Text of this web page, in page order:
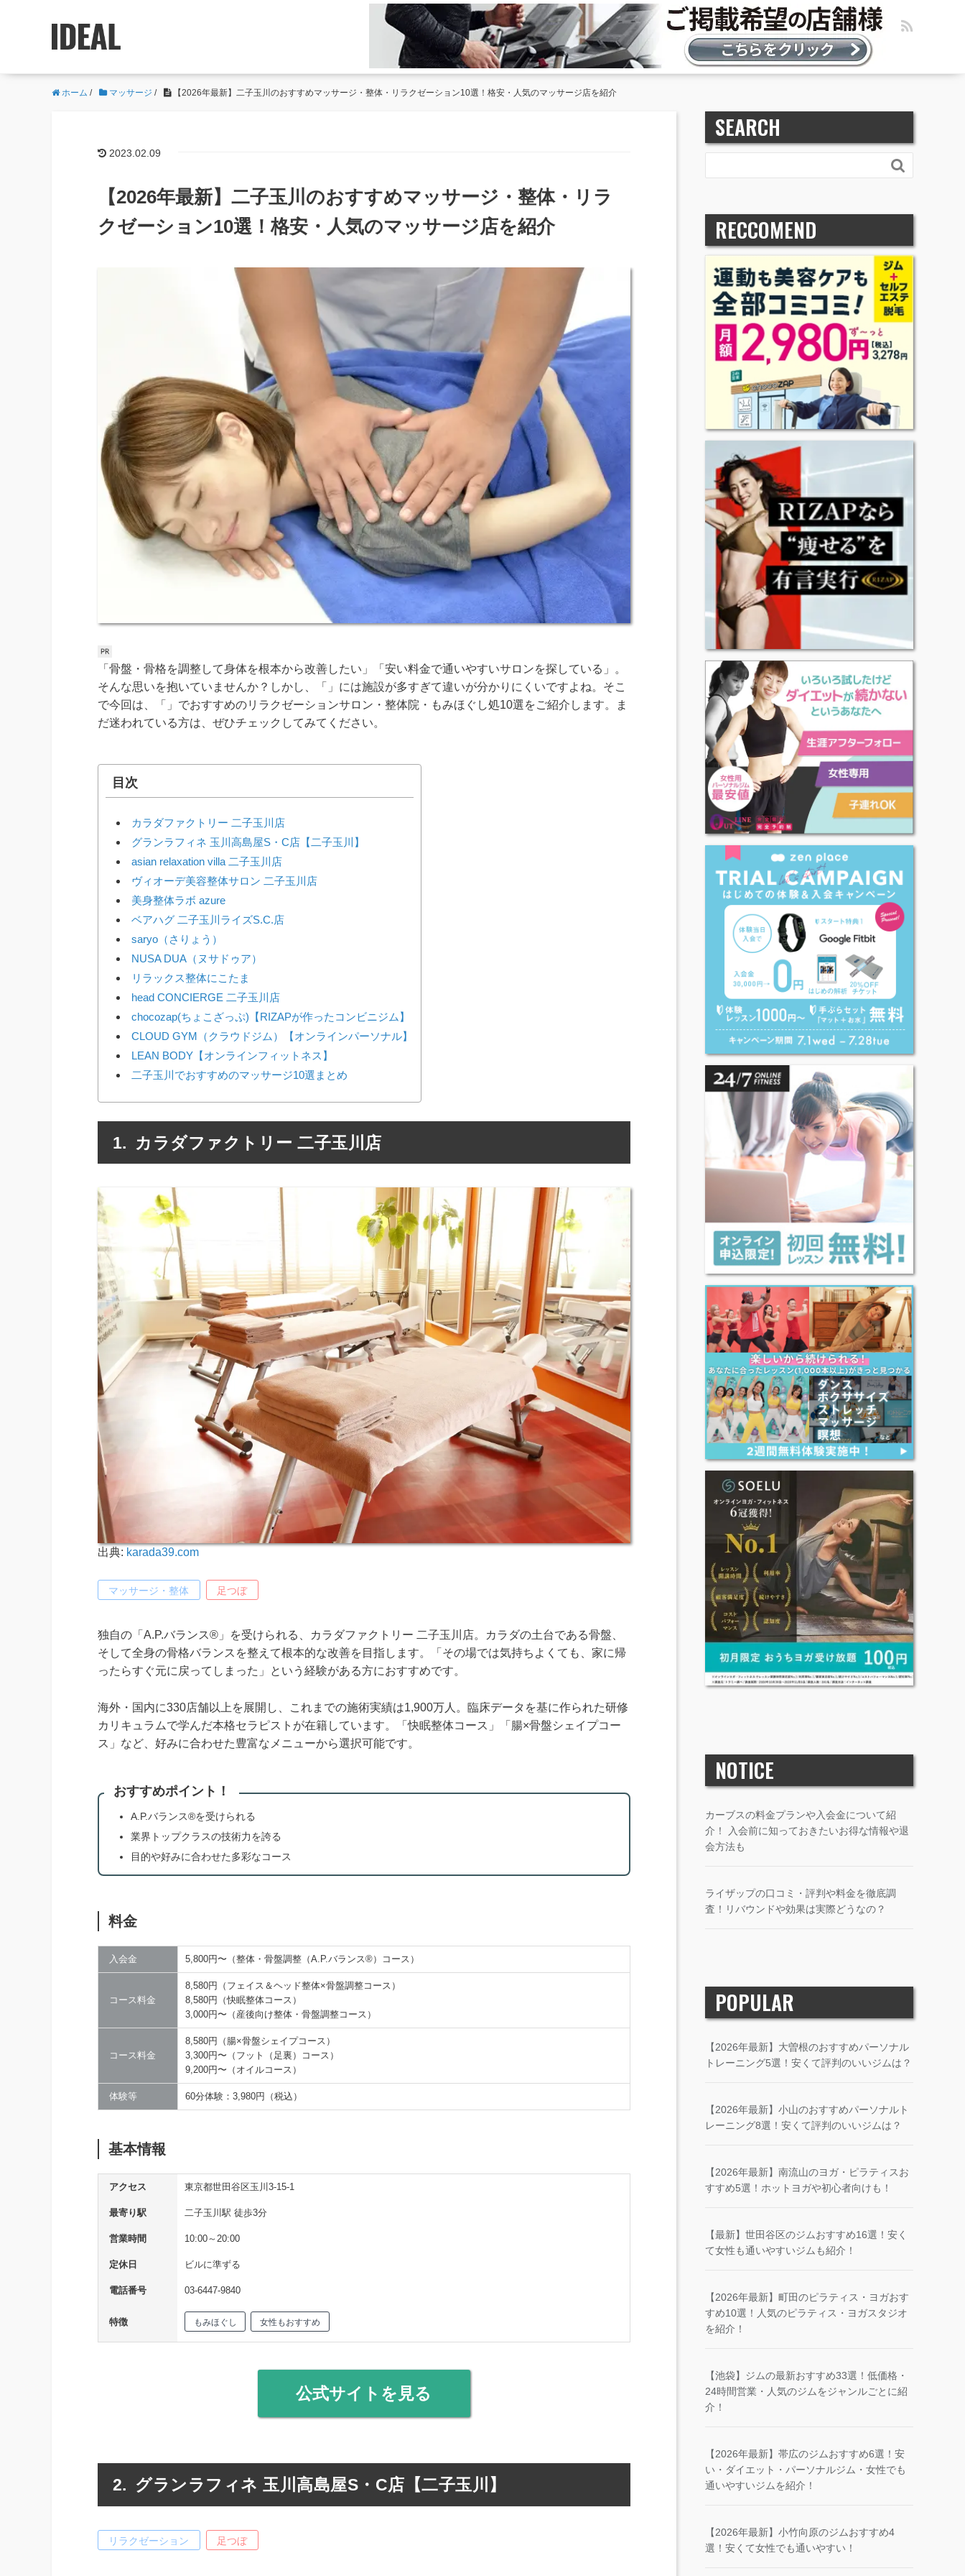
ホーム / マッサージ / 【2026年最新】二子玉川のおすすめマッサージ・整体・リラクゼーション10選！格安・人気のマッサージ店を紹介
2023.02.09
【2026年最新】二子玉川のおすすめマッサージ・整体・リラ
クゼーション10選！格安・人気のマッサージ店を紹介
「骨盤・骨格を調整して身体を根本から改善したい」「安い料金で通いやすいサロンを探している」。
そんな思いを抱いていませんか？しかし、「」には施設が多すぎて違いが分かりにくいですよね。そこ
で今回は、「」でおすすめのリラクゼーションサロン・整体院・もみほぐし処10選をご紹介します。ま
だ迷われている方は、ぜひチェックしてみてください。
目次
カラダファクトリー 二子玉川店
グランラフィネ 玉川高島屋S・C店【二子玉川】
asian relaxation villa 二子玉川店
ヴィオーデ美容整体サロン 二子玉川店
美身整体ラボ azure
ベアハグ 二子玉川ライズS.C.店
saryo（さりょう）
NUSA DUA（ヌサドゥア）
リラックス整体にこたま
head CONCIERGE 二子玉川店
chocozap(ちょこざっぷ)【RIZAPが作ったコンビニジム】
CLOUD GYM（クラウドジム）【オンラインパーソナル】
LEAN BODY【オンラインフィットネス】
二子玉川でおすすめのマッサージ10選まとめ
カラダファクトリー 二子玉川店
出典: karada39.com
マッサージ・整体 足つぼ
独自の「A.P.バランス®」を受けられる、カラダファクトリー 二子玉川店。カラダの土台である骨盤、
そして全身の骨格バランスを整えて根本的な改善を目指します。「その場では気持ちよくても、家に帰
ったらすぐ元に戻ってしまった」という経験がある方におすすめです。
海外・国内に330店舗以上を展開し、これまでの施術実績は1,900万人。臨床データを基に作られた研修
カリキュラムで学んだ本格セラピストが在籍しています。「快眠整体コース」「腸×骨盤シェイプコー
ス」など、好みに合わせた豊富なメニューから選択可能です。
おすすめポイント！
A.P.バランス®を受けられる
業界トップクラスの技術力を誇る
目的や好みに合わせた多彩なコース
料金
入会金 5,800円〜（整体・骨盤調整（A.P.バランス®）コース）
コース料金
8,580円（フェイス＆ヘッド整体×骨盤調整コース）
8,580円（快眠整体コース）
3,000円〜（産後向け整体・骨盤調整コース）
コース料金
8,580円（腸×骨盤シェイプコース）
3,300円〜（フット（足裏）コース）
9,200円〜（オイルコース）
体験等 60分体験：3,980円（税込）
基本情報
アクセス 東京都世田谷区玉川3-15-1
最寄り駅 二子玉川駅 徒歩3分
営業時間 10:00～20:00
定休日 ビルに準ずる
電話番号 03-6447-9840
特徴 もみほぐし 女性もおすすめ
公式サイトを見る
グランラフィネ 玉川高島屋S・C店【二子玉川】
リラクゼーション 足つぼ
SEARCH

RECCOMEND
NOTICE
カーブスの料金プランや入会金について紹
介！ 入会前に知っておきたいお得な情報や退
会方法も
ライザップの口コミ・評判や料金を徹底調
査！リバウンドや効果は実際どうなの？
POPULAR
【2026年最新】大曽根のおすすめパーソナル
トレーニング5選！安くて評判のいいジムは？
【2026年最新】小山のおすすめパーソナルト
レーニング8選！安くて評判のいいジムは？
【2026年最新】南流山のヨガ・ピラティスお
すすめ5選！ホットヨガや初心者向けも！
【最新】世田谷区のジムおすすめ16選！安く
て女性も通いやすいジムも紹介！
【2026年最新】町田のピラティス・ヨガおす
すめ10選！人気のピラティス・ヨガスタジオ
を紹介！
【池袋】ジムの最新おすすめ33選！低価格・
24時間営業・人気のジムをジャンルごとに紹
介！
【2026年最新】帯広のジムおすすめ6選！安
い・ダイエット・パーソナルジム・女性でも
通いやすいジムを紹介！
【2026年最新】小竹向原のジムおすすめ4
選！安くて女性でも通いやすい！